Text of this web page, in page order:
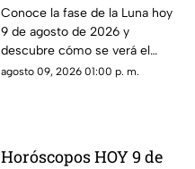
descubre cómo lucirá el
satélite esta noche
Conoce la fase de la Luna hoy
9 de agosto de 2026 y
descubre cómo se verá el
satélite natural durante la
agosto 09, 2026 01:00 p. m.
Horóscopos HOY 9 de